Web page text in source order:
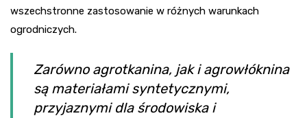
wszechstronne zastosowanie w różnych warunkach
ogrodniczych.
Zarówno agrotkanina, jak i agrowłóknina
są materiałami syntetycznymi,
przyjaznymi dla środowiska i